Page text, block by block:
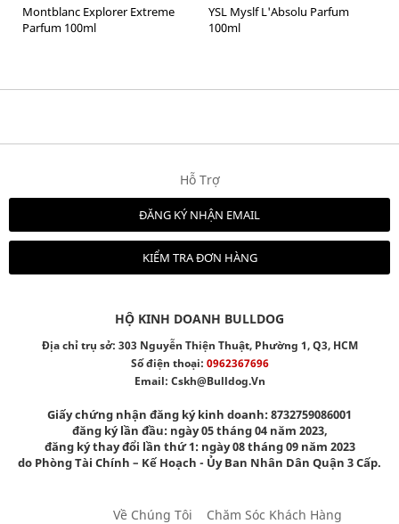
Montblanc Explorer Extreme
Parfum 100ml
YSL Myslf L'Absolu Parfum
100ml
Hỗ Trợ
ĐĂNG KÝ NHẬN EMAIL
KIỂM TRA ĐƠN HÀNG
HỘ KINH DOANH BULLDOG
Địa chỉ trụ sở: 303 Nguyễn Thiện Thuật, Phường 1, Q3, HCM
Số điện thoại: 0962367696
Email: Cskh@bulldog.vn
Giấy chứng nhận đăng ký kinh doanh: 8732759086001
đăng ký lần đầu: ngày 05 tháng 04 năm 2023,
đăng ký thay đổi lần thứ 1: ngày 08 tháng 09 năm 2023
do Phòng Tài Chính – Kế Hoạch - Ủy Ban Nhân Dân Quận 3 Cấp.
Về Chúng Tôi Chăm Sóc Khách Hàng